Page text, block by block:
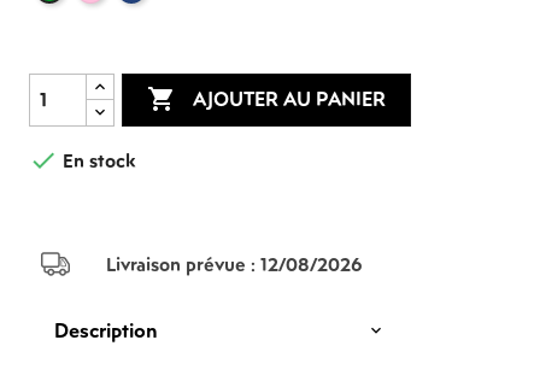
 AJOUTER AU PANIER
 En stock
Livraison prévue : 12/08/2026
Description